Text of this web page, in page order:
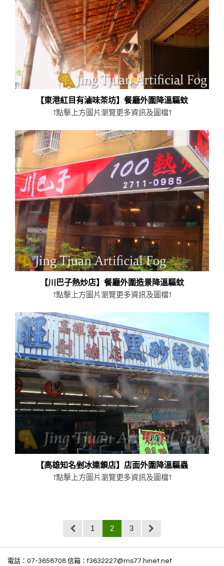
【東港紅目有滷味茶坊】餐廳外圍降溫驅蚊
↑點擊上方圖片瀏覽更多資訊及圖檔↑
【川巴子熱炒店】餐廳外圍造景降溫驅蚊
↑點擊上方圖片瀏覽更多資訊及圖檔↑
【高雄知名剉冰連鎖店】店面外圍降溫驅蟲
↑點擊上方圖片瀏覽更多資訊及圖檔↑
1 2 3
電話： 07-3658708 信箱：f3632227@ms77.hinet.net